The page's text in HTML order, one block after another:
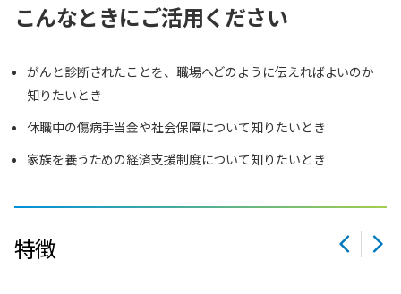
こんなときにご活用ください
がんと診断されたことを、職場へどのように伝えればよいのか
知りたいとき
休職中の傷病手当金や社会保障について知りたいとき
家族を養うための経済支援制度について知りたいとき
特徴